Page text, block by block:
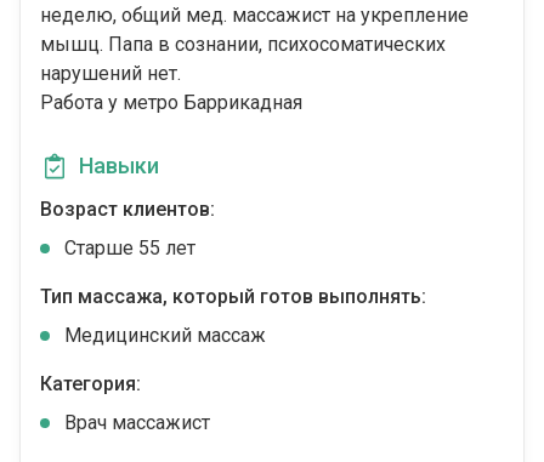
неделю, общий мед. массажист на укрепление
мышц. Папа в сознании, психосоматических
нарушений нет.
Работа у метро Баррикадная
Навыки
Возраст клиентов:
Старше 55 лет
Тип массажа, который готов выполнять:
Медицинский массаж
Категория:
Врач массажист